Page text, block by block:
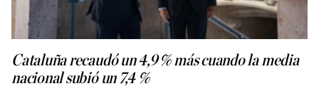
Cataluña recaudó un 4,9 % más cuando la media
nacional subió un 7,4 %